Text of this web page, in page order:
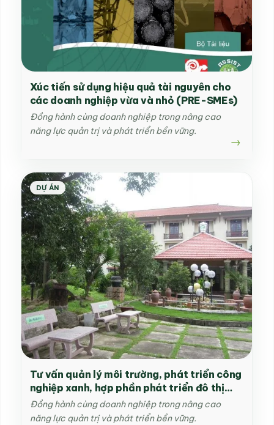
Xúc tiến sử dụng hiệu quả tài nguyên cho
các doanh nghiệp vừa và nhỏ (PRE-SMEs)
Đồng hành cùng doanh nghiệp trong nâng cao
năng lực quản trị và phát triển bền vững.
DỰ ÁN
Tư vấn quản lý môi trường, phát triển công
nghiệp xanh, hợp phần phát triển đô thị
sinh thái thành phố Hội An
Đồng hành cùng doanh nghiệp trong nâng cao
năng lực quản trị và phát triển bền vững.